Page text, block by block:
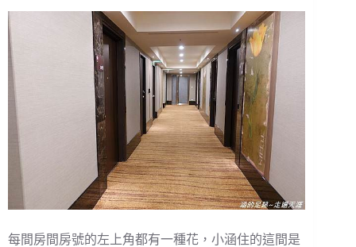
每間房間房號的左上角都有一種花，小涵住的這間是